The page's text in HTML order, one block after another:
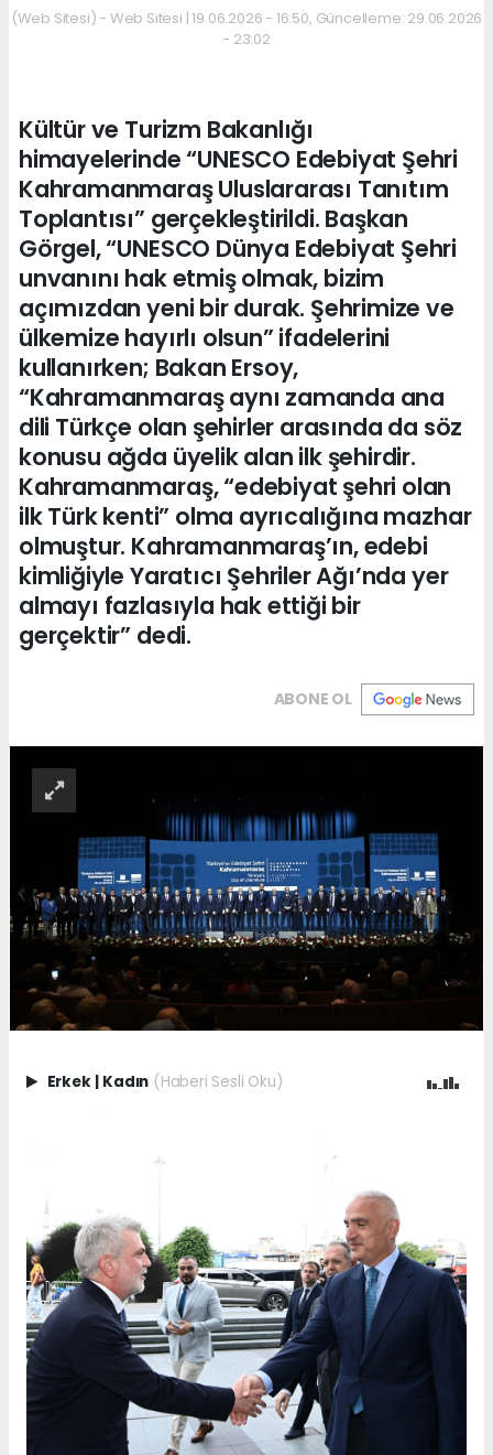
(Web Sitesi) - Web Sitesi | 19.06.2026 - 16:50, Güncelleme: 29.06.2026
- 23:02
Kültür ve Turizm Bakanlığı
himayelerinde “UNESCO Edebiyat Şehri
Kahramanmaraş Uluslararası Tanıtım
Toplantısı” gerçekleştirildi. Başkan
Görgel, “UNESCO Dünya Edebiyat Şehri
unvanını hak etmiş olmak, bizim
açımızdan yeni bir durak. Şehrimize ve
ülkemize hayırlı olsun” ifadelerini
kullanırken; Bakan Ersoy,
“Kahramanmaraş aynı zamanda ana
dili Türkçe olan şehirler arasında da söz
konusu ağda üyelik alan ilk şehirdir.
Kahramanmaraş, “edebiyat şehri olan
ilk Türk kenti” olma ayrıcalığına mazhar
olmuştur. Kahramanmaraş’ın, edebi
kimliğiyle Yaratıcı Şehriler Ağı’nda yer
almayı fazlasıyla hak ettiği bir
gerçektir” dedi.
ABONE OL
Erkek Kadın (Haberi Sesli Oku)